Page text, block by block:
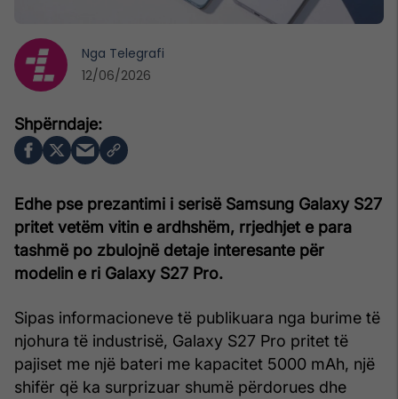
Edhe pse prezantimi i serisë Samsung Galaxy S27
pritet vetëm vitin e ardhshëm, rrjedhjet e para
tashmë po zbulojnë detaje interesante për
modelin e ri Galaxy S27 Pro.
Sipas informacioneve të publikuara nga burime të
njohura të industrisë, Galaxy S27 Pro pritet të
pajiset me një bateri me kapacitet 5000 mAh, një
shifër që ka surprizuar shumë përdorues dhe
Nga Telegrafi
12/06/2026